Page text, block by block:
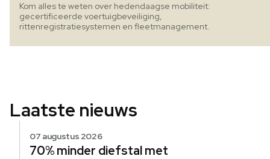
Kom alles te weten over hedendaagse mobiliteit:
gecertificeerde voertuigbeveiliging,
rittenregistratiesystemen en fleetmanagement.
Laatste nieuws
07 augustus 2026
70% minder diefstal met